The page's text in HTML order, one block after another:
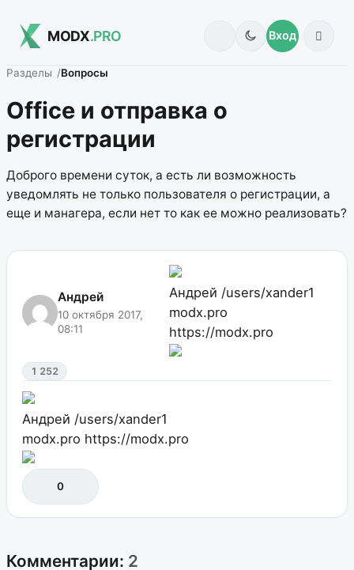
MODX.PRO Вход
Разделы Вопросы
Office и отправка о
регистрации
Доброго времени суток, а есть ли возможность
уведомлять не только пользователя о регистрации, а
еще и манагера, если нет то как ее можно реализовать?
Андрей
10 октября 2017,
08:11
Андрей /users/xander1
modx.pro
https://modx.pro
1 252
Андрей /users/xander1
modx.pro https://modx.pro
0
Комментарии: 2